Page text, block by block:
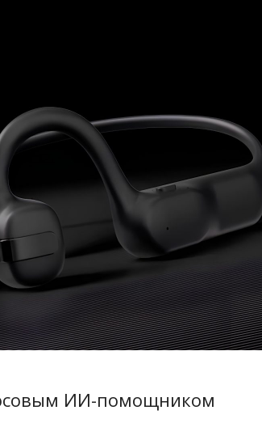
ИИ-помощником